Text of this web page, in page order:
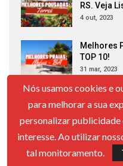
RS. Veja
4 out, 2023
Melhores
TOP 10!
31 mar, 2023
Melhores
Ótimas
31 maio, 2023
30
Confira
Nós usamos cookies e
para melhorar a sua
personalizar publicidade
interesse. Ao utilizar
tal monitoramento.